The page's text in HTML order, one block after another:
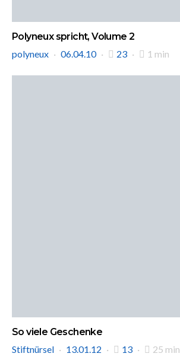
Polyneux spricht, Volume 2
polyneux
06.04.10 23 1 min
So viele Geschenke
Stiftnürsel
13.01.12 13 25 min